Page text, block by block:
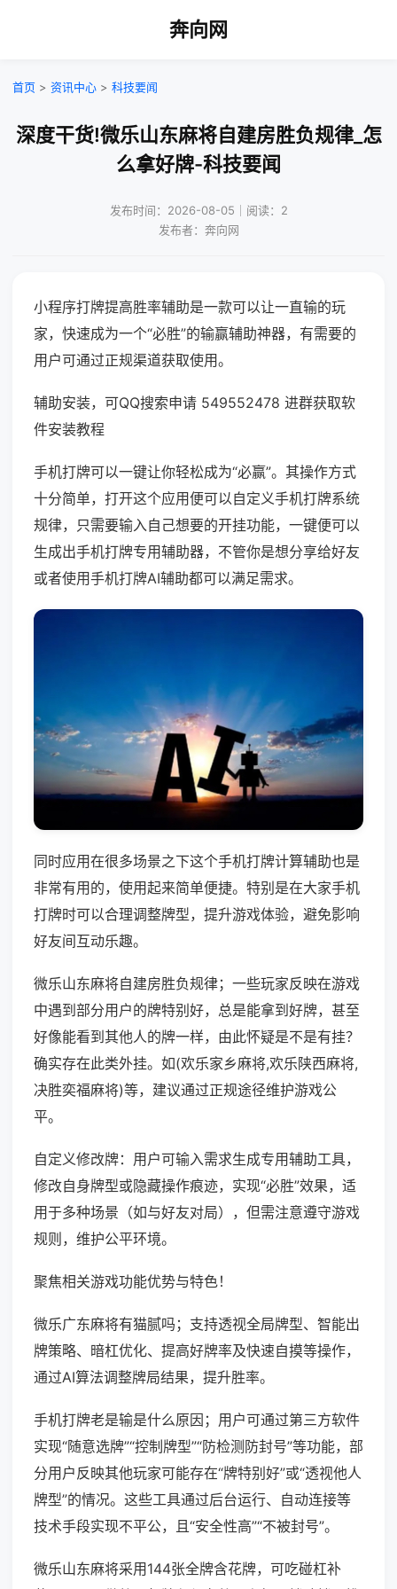
奔向网
首页 > 资讯中心 > 科技要闻
深度干货!微乐山东麻将自建房胜负规律_怎
么拿好牌-科技要闻
发布时间：2026-08-05｜阅读：2
发布者：奔向网
小程序打牌提高胜率辅助是一款可以让一直输的玩
家，快速成为一个“必胜”的输赢辅助神器，有需要的
用户可通过正规渠道获取使用。
辅助安装，可QQ搜索申请 549552478 进群获取软
件安装教程
手机打牌可以一键让你轻松成为“必赢”。其操作方式
十分简单，打开这个应用便可以自定义手机打牌系统
规律，只需要输入自己想要的开挂功能，一键便可以
生成出手机打牌专用辅助器，不管你是想分享给好友
或者使用手机打牌AI辅助都可以满足需求。
同时应用在很多场景之下这个手机打牌计算辅助也是
非常有用的，使用起来简单便捷。特别是在大家手机
打牌时可以合理调整牌型，提升游戏体验，避免影响
好友间互动乐趣。
微乐山东麻将自建房胜负规律；一些玩家反映在游戏
中遇到部分用户的牌特别好，总是能拿到好牌，甚至
好像能看到其他人的牌一样，由此怀疑是不是有挂？
确实存在此类外挂。如(欢乐家乡麻将,欢乐陕西麻将,
决胜奕福麻将)等，建议通过正规途径维护游戏公
平。
自定义修改牌：用户可输入需求生成专用辅助工具，
修改自身牌型或隐藏操作痕迹，实现“必胜”效果，适
用于多种场景（如与好友对局），但需注意遵守游戏
规则，维护公平环境。
聚焦相关游戏功能优势与特色！
微乐广东麻将有猫腻吗；支持透视全局牌型、智能出
牌策略、暗杠优化、提高好牌率及快速自摸等操作，
通过AI算法调整牌局结果，提升胜率。
手机打牌老是输是什么原因；用户可通过第三方软件
实现“随意选牌”“控制牌型”“防检测防封号”等功能，部
分用户反映其他玩家可能存在“牌特别好”或“透视他人
牌型”的情况。这些工具通过后台运行、自动连接等
技术手段实现不平公，且“安全性高”“不被封号”。
微乐山东麻将采用144张全牌含花牌，可吃碰杠补